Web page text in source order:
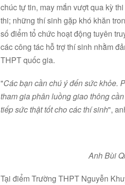
chúc tự tin, may mắn vượt qua kỳ
thi; những thí sinh gặp khó khăn
số điểm tổ chức hoạt động tuyên
các công tác hỗ trợ thí sinh nhằm
THPT quốc gia.
"Các bạn cần chú ý đến sức khỏe.
tham gia phân luồng giao thông
tiếp sức thật tốt cho các thí sinh",
Anh Bùi
Tại điểm Trường THPT Nguyễn